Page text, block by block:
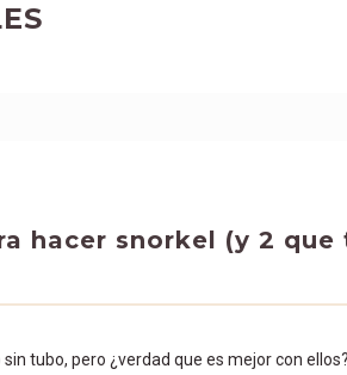
hacer snorkel (y 2 que
tubo, pero ¿verdad que es mejor con